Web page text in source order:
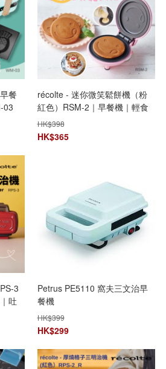
餐
03
récolte - 迷你微笑鬆餅機（粉
紅色）RSM-2｜早餐機｜輕食
烤盤｜美式鬆餅機｜薄煎餅｜
熱香餅｜迷你鬆餅機｜小型鬆
餅機
HK$398
HK$365
3
吐
機
夫
Petrus PE5110 窩夫三文治早
餐機
HK$399
HK$299